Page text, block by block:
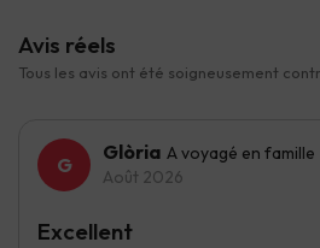
Avis réels
Tous les avis ont été soigneusement
Glòria A voyagé en famille
Août 2026
Excellent